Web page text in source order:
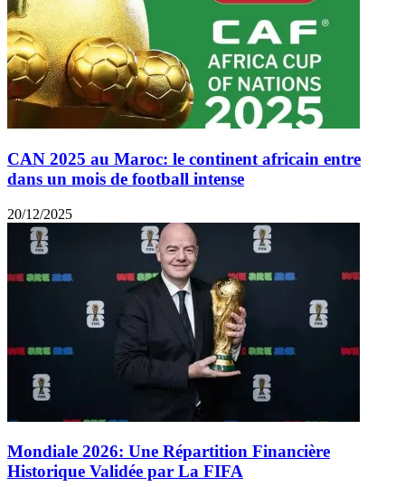
CAN 2025 au Maroc: le continent africain entre
dans un mois de football intense
20/12/2025
Mondiale 2026: Une Répartition Financière
Historique Validée par La FIFA